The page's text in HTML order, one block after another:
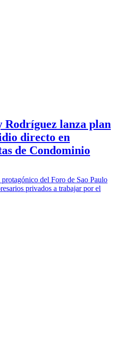
Rodríguez lanza plan
directo en
de Condominio
del Foro de Sao Paulo
privados a trabajar por el